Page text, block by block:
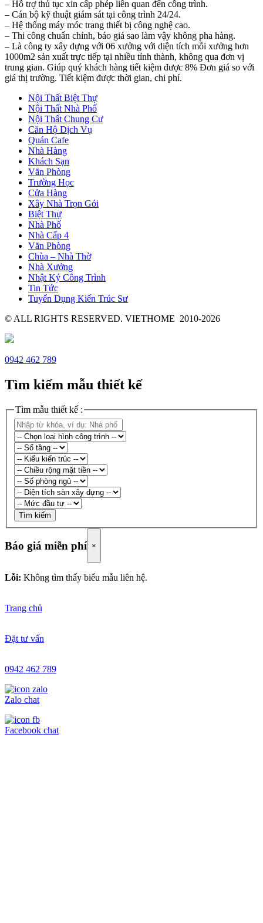
– Hỗ trợ thủ tục xin cấp phép liên quan đến công trình.
– Cán bộ kỹ thuật giám sát tại công trình 24/24.
– Hệ thống máy móc trang thiết bị công nghệ cao.
– Thi công chuẩn chỉnh, báo giá sao làm vậy không pha hàng.
– Là công ty xây dựng với 06 xưởng với diện tích mỗi xưởng hơn
1000m2 sản xuất trực tiếp tại nhiều tỉnh thành, không qua đơn vị
trung gian. Giúp quý khách hàng tiết kiệm được 8% Đơn giá so với
giá thị trường. Tiết kiệm được thời gian, chi phí.
Nội Thất Biệt Thự
Nội Thất Nhà Phố
Nội Thất Chung Cư
Căn Hộ Dịch Vụ
Quán Cafe
Nhà Hàng
Khách Sạn
Văn Phòng
Trường Học
Cửa Hàng
Xây Nhà Trọn Gói
Biệt Thự
Nhà Phố
Nhà Cấp 4
Văn Phòng
Chùa – Nhà Thờ
Nhà Xưởng
Nhật Ký Công Trình
Tin Tức
Tuyển Dụng Kiến Trúc Sư
© ALL RIGHTS RESERVED. VIETHOME 2010-2026
0942 462 789
Tìm kiếm mẫu thiết kế
Tìm mẫu thiết kế :
Tìm kiếm
Báo giá miễn phí ×
Lỗi: Không tìm thấy biểu mẫu liên hệ.
Trang chủ
Đặt tư vấn
0942 462 789
Zalo chat
Facebook chat